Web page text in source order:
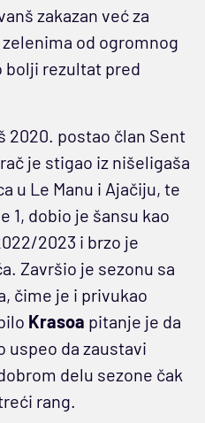
zakazan već za
od ogromnog
bolji rezultat pred
2020. postao član Sent
je stigao iz nišeligaša
u Le Manu i Ajačiju, te
1, dobio je šansu kao
2023 i brzo je
Završio je sezonu sa
čime je i privukao
Krasoa pitanje je da
uspeo da zaustavi
delu sezone čak
rang.